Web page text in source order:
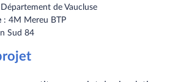
Département de Vaucluse
: 4M Mereu BTP
Sud 84